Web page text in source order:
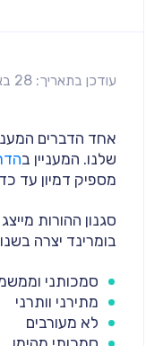
עודכן בתאריך: 28 באפריל 2025
אחד הדברים
שלנו. המעניין ב
מספיק דמיון עד
סגנון ההורות
בומרינד יצרה בשנות ה-60 סיווג חשוב לסגנונות הורות, לכל אחד מהם כותרת
סמכותני
מתירני וותרני
לא מעורבים